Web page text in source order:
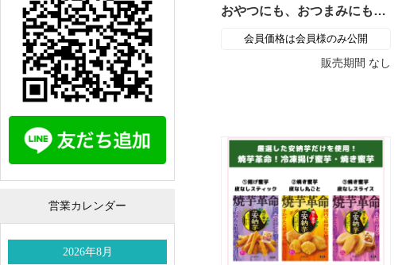
営業カレンダー
2026年8月
おやつにも、おつまみにも！野菜天ぷらのお菓子（信州物産）
会員価格は会員様のみ公開
販売期間 なし